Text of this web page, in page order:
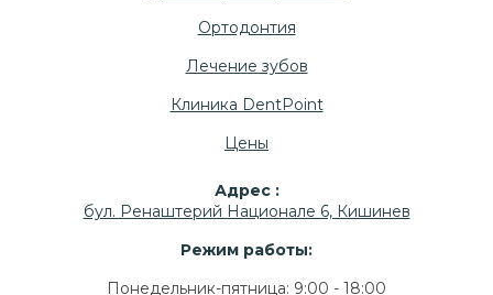
Ортодонтия
Лечение зубов
Клиника DentPoint
Цены
Адрес :
бул. Ренаштерий Национале 6, Кишинев
Режим работы:
Понедельник-пятница: 9:00 - 18:00